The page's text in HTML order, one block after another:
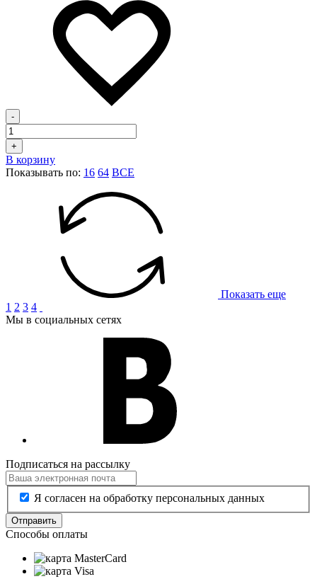
-
+
В корзину
Показывать по: 16 64 ВСЕ
Показать еще
1 2 3 4
Мы в социальных сетях
Подписаться на рассылку
Я согласен на обработку персональных данных
Отправить
Способы оплаты